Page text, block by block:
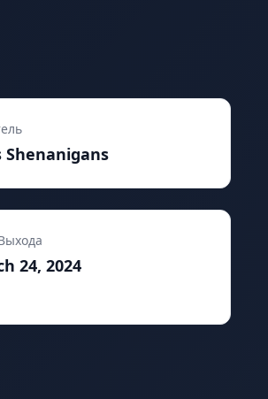
Shenanigans
24, 2024